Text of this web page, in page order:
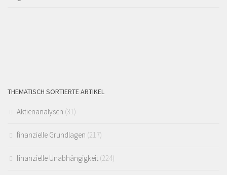
THEMATISCH SORTIERTE ARTIKEL
Aktienanalysen (31)
finanzielle Grundlagen (217)
finanzielle Unabhängigkeit (224)